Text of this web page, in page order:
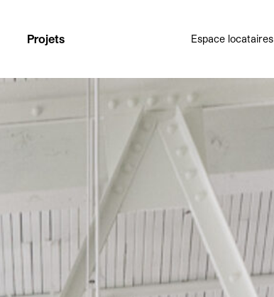
Projets Espace locataires